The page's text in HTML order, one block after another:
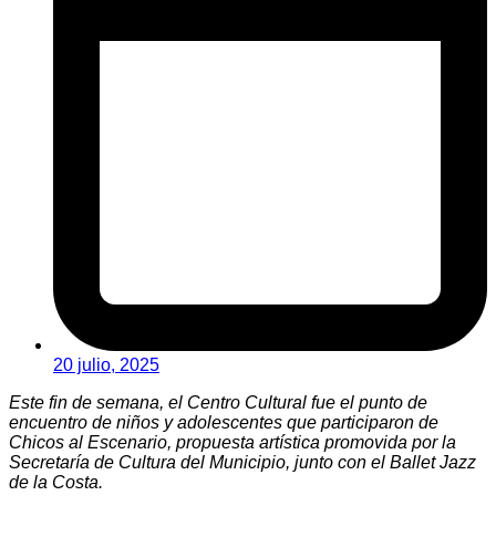
20 julio, 2025
Este fin de semana, el Centro Cultural fue el punto de
encuentro de niños y adolescentes que participaron de
Chicos al Escenario, propuesta artística promovida por la
Secretaría de Cultura del Municipio, junto con el Ballet Jazz
de la Costa.